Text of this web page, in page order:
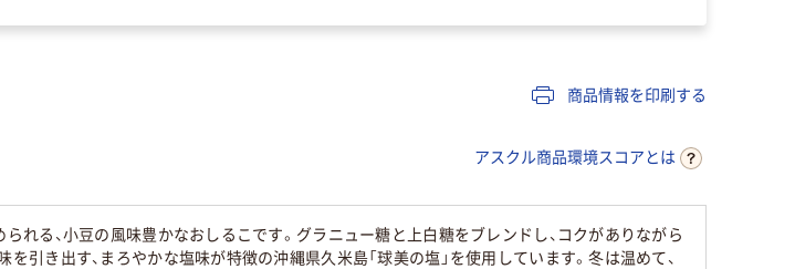
商品情報を印刷する
アスクル商品環境スコアとは
れる、小豆の風味豊かなおしるこです。グラニュー糖と上白糖をブレンドし、コクがありながら
引き出す、まろやかな塩味が特徴の沖縄県久米島「球美の塩」を使用しています。冬は温めて、